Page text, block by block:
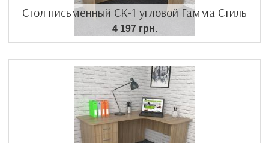
Стол письменный СК-1 угловой Гамма Стиль
4 197 грн.